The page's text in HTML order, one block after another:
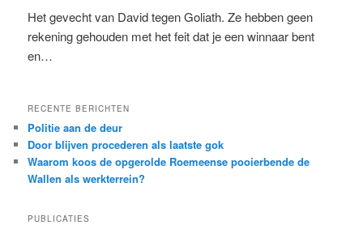
Het gevecht van David tegen Goliath. Ze hebben geen
rekening gehouden met het feit dat je een winnaar bent
en…
RECENTE BERICHTEN
Politie aan de deur
Door blijven procederen als laatste gok
Waarom koos de opgerolde Roemeense pooierbende de
Wallen als werkterrein?
PUBLICATIES